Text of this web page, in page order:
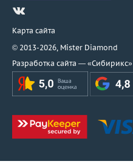
Карта сайта
© 2013-2026, Mister Diamond
Разработка сайта — «Сибирикс»